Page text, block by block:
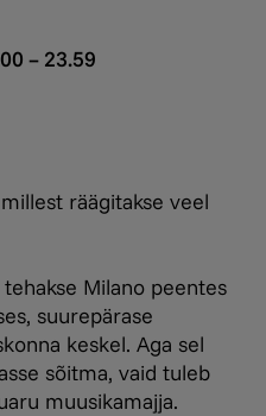
– 23.59
räägitakse veel
Milano peentes
suurepärase
keskel. Aga sel
sõitma, vaid tuleb
muusikamajja.